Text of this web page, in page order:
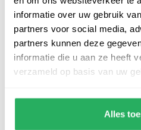
informatie over uw gebruik
partners voor social media,
partners kunnen deze
informatie die u aan ze heeft
verzameld op basis van uw
Alles
De afwerking van onze vlaggen
voorzien van een sterke
bijdraagt aan hun duurzaamheid
vlag vanHeerenveenaan in
Hierdoor is er altijd een